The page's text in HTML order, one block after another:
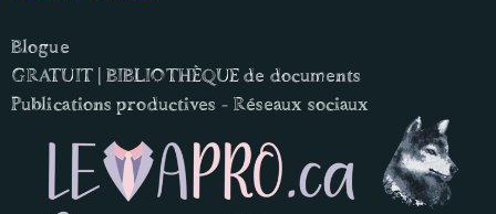
Blogue
GRATUIT | BIBLIOTHÈQUE de documents
Publications productives - Réseaux sociaux